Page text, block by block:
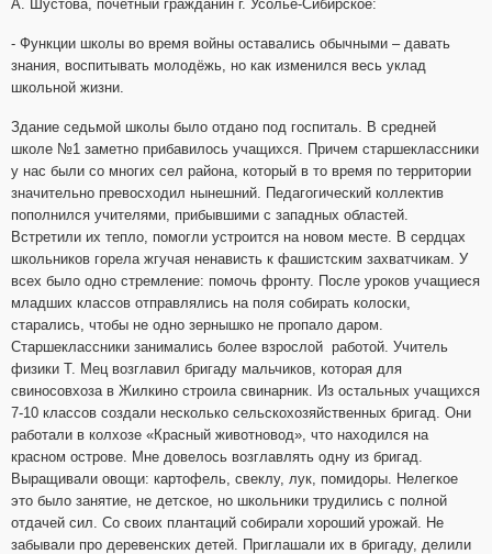
А. Шустова, почётный гражданин г. Усолье-Сибирское:
- Функции школы во время войны оставались обычными – давать
знания, воспитывать молодёжь, но как изменился весь уклад
школьной жизни.
Здание седьмой школы было отдано под госпиталь. В средней
школе №1 заметно прибавилось учащихся. Причем старшеклассники
у нас были со многих сел района, который в то время по территории
значительно превосходил нынешний. Педагогический коллектив
пополнился учителями, прибывшими с западных областей.
Встретили их тепло, помогли устроится на новом месте. В сердцах
школьников горела жгучая ненависть к фашистским захватчикам. У
всех было одно стремление: помочь фронту. После уроков учащиеся
младших классов отправлялись на поля собирать колоски,
старались, чтобы не одно зернышко не пропало даром.
Старшеклассники занимались более взрослой работой. Учитель
физики Т. Мец возглавил бригаду мальчиков, которая для
свиносовхоза в Жилкино строила свинарник. Из остальных учащихся
7-10 классов создали несколько сельскохозяйственных бригад. Они
работали в колхозе «Красный животновод», что находился на
красном острове. Мне довелось возглавлять одну из бригад.
Выращивали овощи: картофель, свеклу, лук, помидоры. Нелегкое
это было занятие, не детское, но школьники трудились с полной
отдачей сил. Со своих плантаций собирали хороший урожай. Не
забывали про деревенских детей. Приглашали их в бригаду, делили